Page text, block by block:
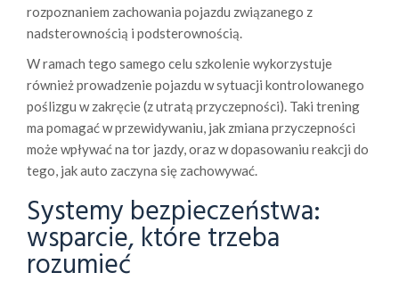
rozpoznaniem zachowania pojazdu związanego z
nadsterownością i podsterownością.
W ramach tego samego celu szkolenie wykorzystuje
również prowadzenie pojazdu w sytuacji kontrolowanego
poślizgu w zakręcie (z utratą przyczepności). Taki trening
ma pomagać w przewidywaniu, jak zmiana przyczepności
może wpływać na tor jazdy, oraz w dopasowaniu reakcji do
tego, jak auto zaczyna się zachowywać.
Systemy bezpieczeństwa:
wsparcie, które trzeba
rozumieć